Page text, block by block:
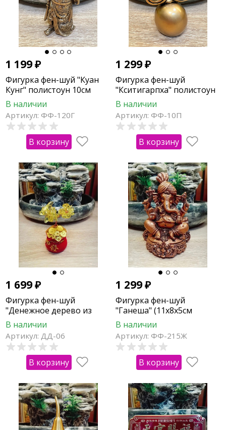
1 199₽
Фигурка фен-шуй "Куан
Кунг" полистоун 10см
В наличии
Артикул: ФФ-120Г
В корзину
1 299₽
Фигурка фен-шуй
"Кситигарпха" полистоун
9см
В наличии
Артикул: ФФ-10П
В корзину
1 699₽
Фигурка фен-шуй
"Денежное дерево из
цитрина " 4х4х10см
В наличии
Артикул: ДД-06
В корзину
1 299₽
Фигурка фен-шуй
"Ганеша" (11х8х5см
полистоун)
В наличии
Артикул: ФФ-215Ж
В корзину